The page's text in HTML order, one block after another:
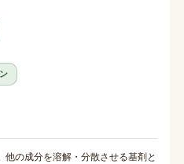
の成分を溶解・分散させる基剤と